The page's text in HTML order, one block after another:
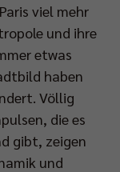
viel mehr
und ihre
etwas
haben
Völlig
die es
gibt, zeigen
und